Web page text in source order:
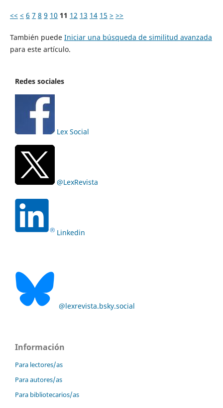
<< < 6 7 8 9 10 11 12 13 14 15 > >>
También puede Iniciar una búsqueda de similitud avanzada
para este artículo.
Redes sociales
Lex Social
@LexRevista
Linkedin
@lexrevista.bsky.social
Información
Para lectores/as
Para autores/as
Para bibliotecarios/as